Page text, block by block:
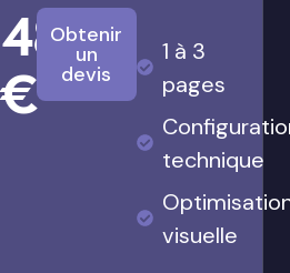
480
€
Obtenir
un
devis
1 à 3
pages
technique
visuelle